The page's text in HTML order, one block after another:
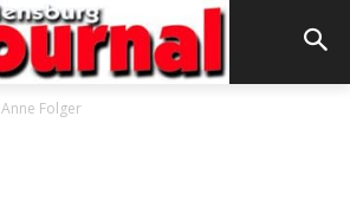
Anne Folger